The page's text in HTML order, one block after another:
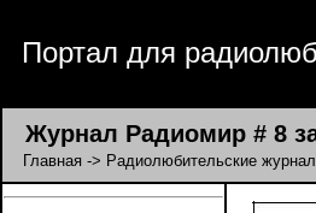
Портал для
Журнал Радиомир # 8 за
Главная -> Радиолюбительские